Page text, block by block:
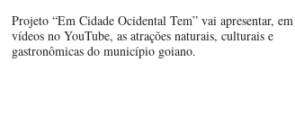
Projeto “Em Cidade Ocidental Tem” vai apresentar, em
vídeos no YouTube, as atrações naturais, culturais e
gastronômicas do município goiano.